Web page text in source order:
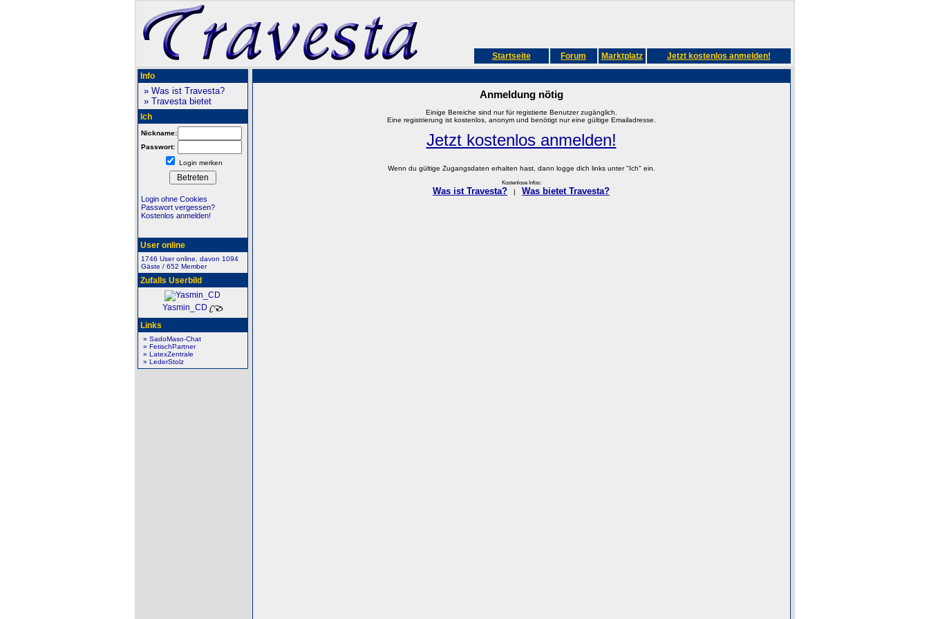
Startseite Forum Marktplatz Jetzt kostenlos anmelden!
Info
» Was ist Travesta?
» Travesta bietet
Ich
Nickname:
Passwort:
Login merken
Login ohne Cookies
Passwort vergessen?
Kostenlos anmelden!
User online
1746 User online, davon 1094
Gäste / 652 Member
Zufalls Userbild
Yasmin_CD
Links
» SadoMaso-Chat
» FetischPartner
» LatexZentrale
» LederStolz
Anmeldung nötig
Einige Bereiche sind nur für registierte Benutzer zugänglich.
Eine registrierung ist kostenlos, anonym und benötigt nur eine gültige Emailadresse.
Jetzt kostenlos anmelden!
Wenn du gültige Zugangsdaten erhalten hast, dann logge dich links unter "Ich" ein.
Kostenlose Infos:
Was ist Travesta? Was bietet Travesta?